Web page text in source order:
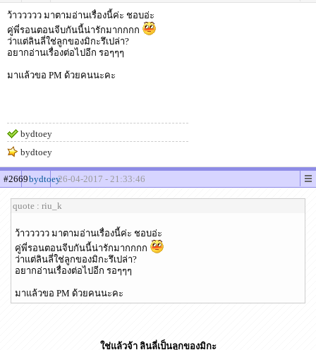
ว้าววววว มาตามอ่านเรื่องนี้ค่ะ ชอบอ่ะ
คู่พี่รอนตอนจีบกันนี้น่ารักมากกกก
ว่าแต่ลินลี่ใช่ลูกของมิกะรึเปล่า?
อยากอ่านเรื่องต่อไปอีก รอๆๆๆ
มาแล้วขอ PM ด้วยคนนะคะ
bydtoey
bydtoey
#2669bydtoey26-04-2017 - 21:33:46
quote : riu_k
ว้าววววว มาตามอ่านเรื่องนี้ค่ะ ชอบอ่ะ
คู่พี่รอนตอนจีบกันนี้น่ารักมากกกก
ว่าแต่ลินลี่ใช่ลูกของมิกะรึเปล่า?
อยากอ่านเรื่องต่อไปอีก รอๆๆๆ
มาแล้วขอ PM ด้วยคนนะคะ
ใช่แล้วจ้า ลินลี่เป็นลูกของมิกะ